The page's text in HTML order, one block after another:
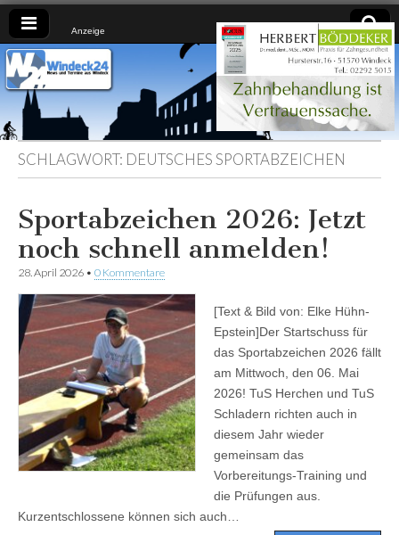
Anzeige
Windeck24
Nachrichten
aus dem
Ländchen
für das
Ländchen
SCHLAGWORT: DEUTSCHES SPORTABZEICHEN
Sportabzeichen 2026: Jetzt
noch schnell anmelden!
28. April 2026 • 0 Kommentare
[Text & Bild von: Elke Hühn-
Epstein]Der Startschuss für
das Sportabzeichen 2026 fällt
am Mittwoch, den 06. Mai
2026! TuS Herchen und TuS
Schladern richten auch in
diesem Jahr wieder
gemeinsam das
Vorbereitungs-Training und
die Prüfungen aus.
Kurzentschlossene können sich auch…